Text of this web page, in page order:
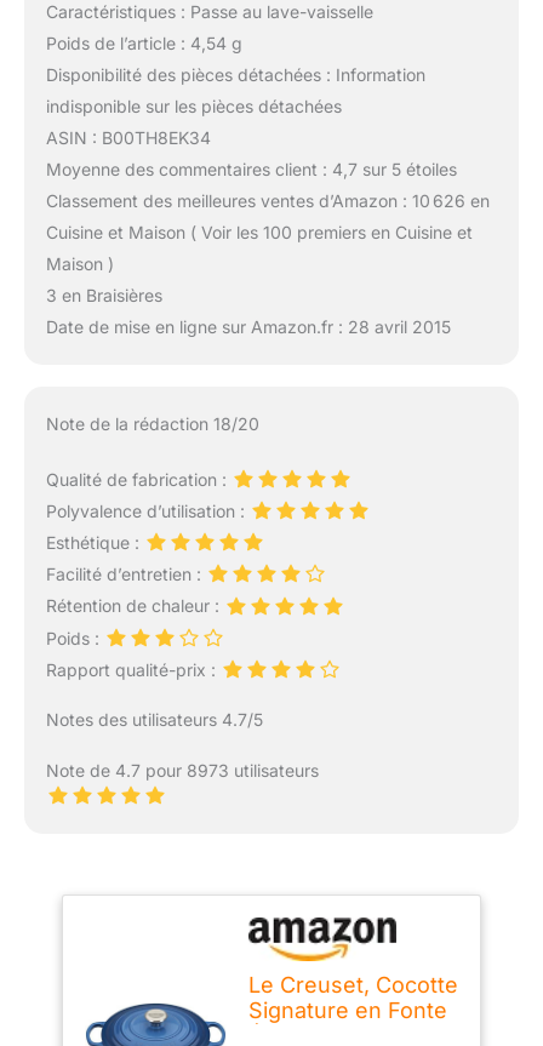
Caractéristiques : Passe au lave-vaisselle
Poids de l’article : 4,54 g
Disponibilité des pièces détachées : Information
indisponible sur les pièces détachées
ASIN : B00TH8EK34
Moyenne des commentaires client : 4,7 sur 5 étoiles
Classement des meilleures ventes d’Amazon : 10 626 en
Cuisine et Maison ( Voir les 100 premiers en Cuisine et
Maison )
3 en Braisières
Date de mise en ligne sur Amazon.fr : 28 avril 2015
Note de la rédaction 18/20
Qualité de fabrication :
Polyvalence d’utilisation :
Esthétique :
Facilité d’entretien :
Rétention de chaleur :
Poids :
Rapport qualité-prix :
Notes des utilisateurs 4.7/5
Note de 4.7 pour 8973 utilisateurs
Le Creuset, Cocotte
Signature en Fonte